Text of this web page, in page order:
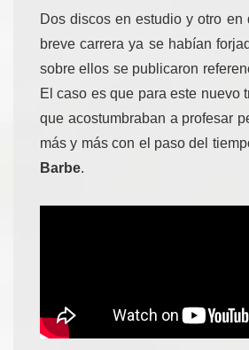
Dos discos en estudio y otro
breve carrera ya se habían
sobre ellos se publicaron
El caso es que para este nuevo
que acostumbraban a profesar
más y más con el paso del
Barbe.